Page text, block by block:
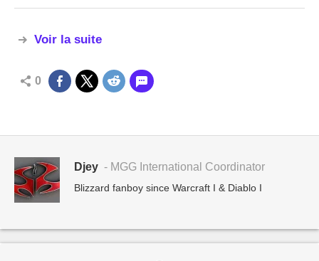
Voir la suite
0
Djey - MGG International Coordinator
Blizzard fanboy since Warcraft I & Diablo I